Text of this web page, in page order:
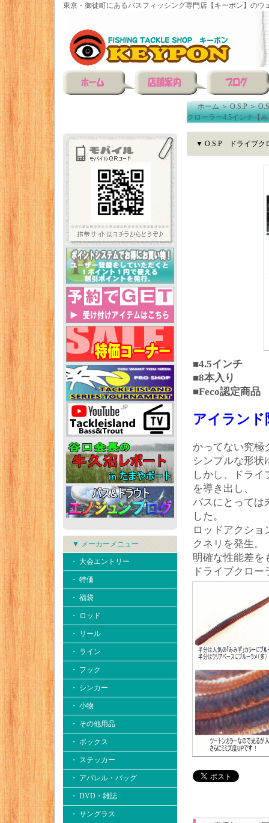
東京・御徒町にあるバスフィッシング専門店【キーポン】のウ
▼ メーカーメニュー
・ 大会エントリー
・ 特価
・ 福袋
・ ロッド
・ リール
・ ライン
・ フック
・ シンカー
・ 小物
・ その他用品
・ ボックス
・ ステッカー
・ アパレル・バッグ
・ DVD・雑誌
・ サングラス
ホーム＞O.S.P＞
クローラー4.5インチ【
▼ O.S.P ドライブク
■4.5インチ
■8本入り
■Feco認定商品
アイランド
かってない究極
シンプルな形状
しかし、ドラ
を導き出し、
バスにとっては
した。
ロッドアクシ
クネリを発生。
明確な性能差を
ドライブクロ